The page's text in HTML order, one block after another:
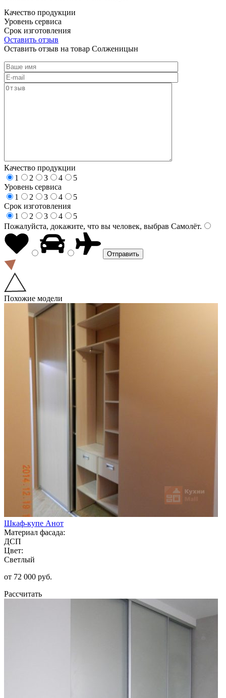
Качество продукции
Уровень сервиса
Срок изготовления
Оставить отзыв
Оставить отзыв на товар Солженицын
Качество продукции
1
2 3 4
5
Уровень сервиса
1
2 3 4
5
Срок изготовления
1
2 3 4
5
Пожалуйста, докажите, что вы человек, выбрав Самолёт.
Похожие модели
Шкаф-купе Анот
Материал фасада:
ДСП
Цвет:
Светлый
от 72 000 руб.
Рассчитать